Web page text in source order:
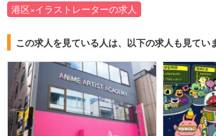
港区×イラストレーターの求人
この求人を見ている人は、以下の求人も見てい